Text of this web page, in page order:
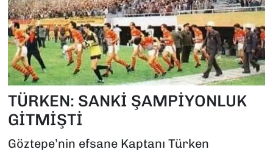
TÜRKEN: SANKİ ŞAMPİYONLUK
GİTMİŞTİ
Göztepe’nin efsane Kaptanı Türken